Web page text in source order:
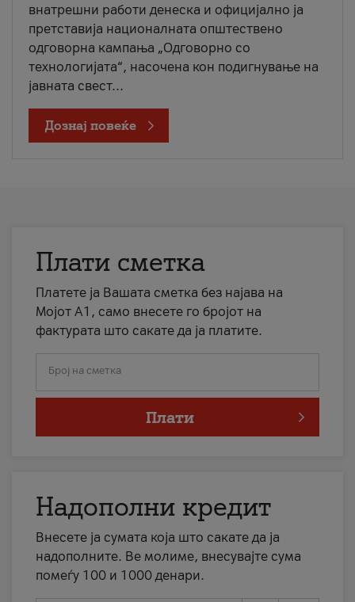
внатрешни работи денеска и официјално ја
претставија националната општествено
одговорна кампања „Одговорно со
технологијата“, насочена кон подигнување на
јавната свест...
Дознај повеќе
Плати сметка
Платете ја Вашата сметка без најава на
Мојот А1, само внесете го бројот на
фактурата што сакате да ја платите.
Број на сметка
Плати
Надополни кредит
Внесете ја сумата која што сакате да ја
надополните. Ве молиме, внесувајте сума
помеѓу 100 и 1000 денари.